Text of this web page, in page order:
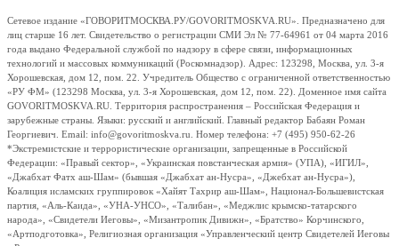
Сетевое издание «ГОВОРИТМОСКВА.РУ/GOVORITMOSKVA.RU». Предназначено для
лиц старше 16 лет. Свидетельство о регистрации СМИ Эл № 77-64961 от 04 марта 2016
года выдано Федеральной службой по надзору в сфере связи, информационных
технологий и массовых коммуникаций (Роскомнадзор). Адрес: 123298, Москва, ул. 3-я
Хорошевская, дом 12, пом. 22. Учредитель Общество с ограниченной ответственностью
«РУ ФМ» (123298 Москва, ул. 3-я Хорошевская, дом 12, пом. 22). Доменное имя сайта
GOVORITMOSKVA.RU. Территория распространения – Российская Федерация и
зарубежные страны. Языки: русский и английский. Главный редактор Бабаян Роман
Георгиевич. Email: info@govoritmoskva.ru. Номер телефона: +7 (495) 950-62-26
*Экстремистские и террористические организации, запрещенные в Российской
Федерации: «Правый сектор», «Украинская повстанческая армия» (УПА), «ИГИЛ»,
«Джабхат Фатх аш-Шам» (бывшая «Джабхат ан-Нусра», «Джебхат ан-Нусра»),
Коалиция исламских группировок «Хайят Тахрир аш-Шам», Национал-Большевистская
партия, «Аль-Каида», «УНА-УНСО», «Талибан», «Меджлис крымско-татарского
народа», «Свидетели Иеговы», «Мизантропик Дивижн», «Братство» Корчинского,
«Артподготовка», Религиозная организация «Управленческий центр Свидетелей Иеговы